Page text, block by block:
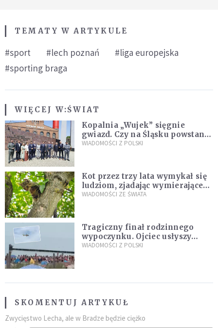
TEMATY W ARTYKULE
#sport #lech poznań
#liga europejska
#sporting braga
WIĘCEJ W:ŚWIAT
Kopalnia „Wujek” sięgnie
gwiazd. Czy na Śląsku powstanie
„Dolina Krzemowa”?
WIADOMOŚCI Z POLSKI
Kot przez trzy lata wymykał się
ludziom, zjadając wymierające
kaczki. W końcu popełnił
WIADOMOŚCI ZE ŚWIATA
Tragiczny finał rodzinnego
wypoczynku. Ojciec usłyszy
zarzuty
WIADOMOŚCI Z POLSKI
SKOMENTUJ ARTYKUŁ
Zwycięstwo Lecha, ale w Bradze będzie ciężko